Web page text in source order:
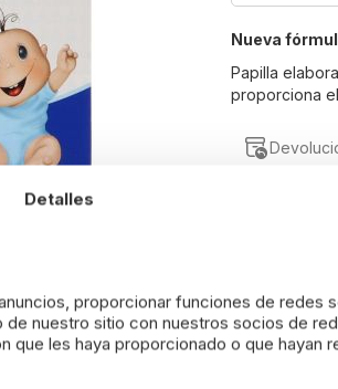
Nueva
Papilla
proporciona
Detalles
proporcionar funciones de redes
nuestro sitio con nuestros socios de
que les haya proporcionado o que hayan